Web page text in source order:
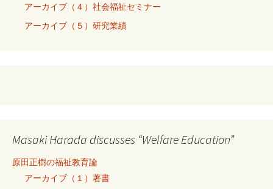
アーカイブ（４）社会福祉セミナー
アーカイブ（５）研究業績
Masaki Harada discusses “Welfare Education”
原田正樹の福祉教育論
アーカイブ（１）著書